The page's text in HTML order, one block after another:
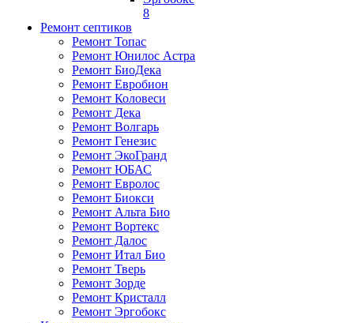
8
Ремонт септиков
Ремонт Топас
Ремонт Юнилос Астра
Ремонт БиоДека
Ремонт Евробион
Ремонт Коловеси
Ремонт Дека
Ремонт Волгарь
Ремонт Генезис
Ремонт ЭкоГранд
Ремонт ЮБАС
Ремонт Евролос
Ремонт Биокси
Ремонт Альта Био
Ремонт Вортекс
Ремонт Далос
Ремонт Итал Био
Ремонт Тверь
Ремонт Зорде
Ремонт Кристалл
Ремонт Эргобокс